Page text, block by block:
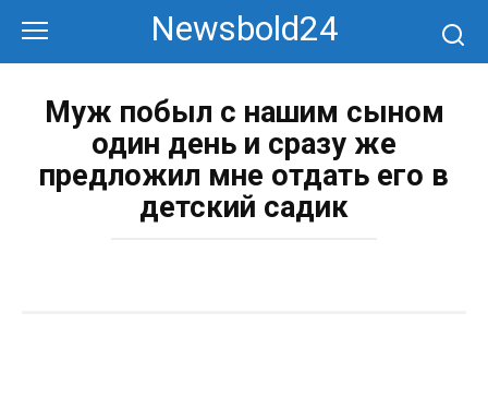
контенту
Newsbold24
Муж побыл с нашим сыном
один день и сразу же
предложил мне отдать его в
детский садик